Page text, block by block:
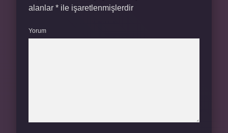
alanlar * ile işaretlenmişlerdir
Yorum